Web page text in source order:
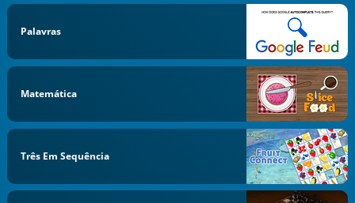
Palavras
Matemática
Três Em Sequência